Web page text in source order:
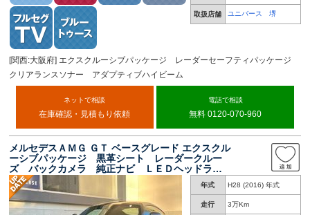
取扱店舗 ユニバース 堺
[関西:大阪府] エクスクルーシブパッケージ レーダーセーフティパッケージ
クリアランスソナー アダプティブハイビーム
ネットで相談
在庫確認・見積もり依頼
電話で相談
無料 0120-070-960
メルセデスＡＭＧ ＧＴ ベースグレード エクスクル
ーシブパッケージ 黒革シート レーダークルー
ズ バックカメラ 純正ナビ ＬＥＤヘッドライ
ト 前席シートヒーター メモリー付パワーシー
ト コーナーセンサー ブラインドスポット Ｅ
ＴＣ 禁煙車
年式 H28 (2016) 年式
走行 3万Km